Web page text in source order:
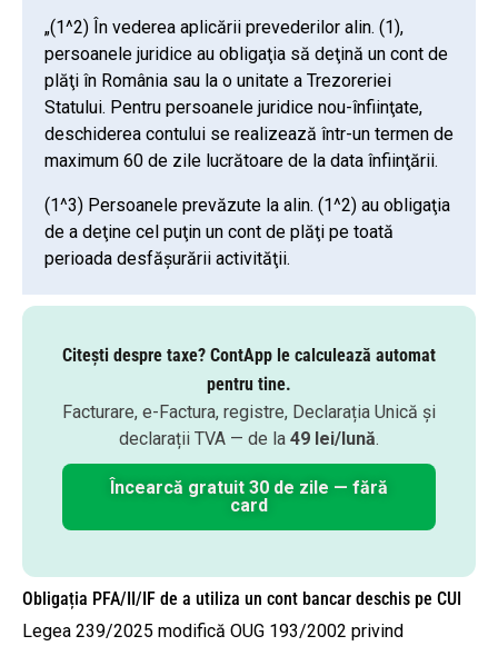
„(1^2) În vederea aplicării prevederilor alin. (1),
persoanele juridice au obligaţia să deţină un cont de
plăţi în România sau la o unitate a Trezoreriei
Statului. Pentru persoanele juridice nou-înfiinţate,
deschiderea contului se realizează într-un termen de
maximum 60 de zile lucrătoare de la data înfiinţării.
(1^3) Persoanele prevăzute la alin. (1^2) au obligaţia
de a deţine cel puţin un cont de plăţi pe toată
perioada desfăşurării activităţii.
Citești despre taxe? ContApp le calculează automat
pentru tine.
Facturare, e-Factura, registre, Declarația Unică și
declarații TVA — de la 49 lei/lună.
Încearcă gratuit 30 de zile — fără
card
Obligația PFA/II/IF de a utiliza un cont bancar deschis pe CUI
Legea 239/2025 modifică OUG 193/2002 privind